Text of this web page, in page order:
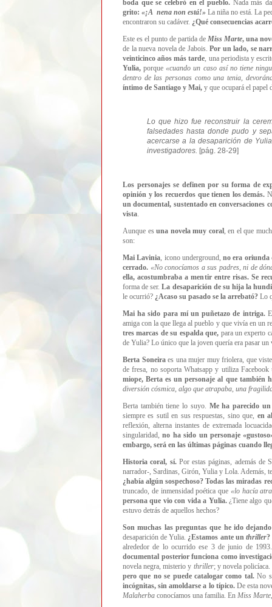
boda que se celebró en el pueblo.Nada más
grito:«¡A nena non está!» La niña no está. La
encontraron su cadáver. ¿Qué consecuencias
Este es el punto de partida de Miss Marte, una
de la nueva novela de Jabois. Por un lado, se
veinticinco años más tarde , una periodista y
Yulia,porque«cuando un caso así no tiene
dentro de las personas como una tenia,
íntimo de Santiago y Mai, y que ocupará el papel
Lo que hizo fue reconstruir la
falsedades hasta donde pudo y
acercarse a la desaparición de
investigadores. [pág. 28-29]
Los personajes se definen por su forma de
opinión y los recuerdos que tienen los demás.
un documental, sustentado en conversaciones
vista
Aunque esuna novela muy coral, en el que
son:
Mai Lavinia , icono underground,no era oriunda
cerrado. «No conocíamos a sus padres, ni de
ella, acostumbraba a mentir entre risas. Se
forma de ser.La desaparición de su hija la
le ocurrió? ¿Acaso su pasado se la arrebató? Lo
Mai ha sido para mí un puñetazo de intriga.
amiga con la que llega al pueblo y que vivía en
tres marcas de su espalda que, para un experto
de Yulia? Lo único que la joven quería era pasar
Berta Soneiraes una mujer muy friolera, que
de fresa, no soporta Whatsapp y utiliza
miope, Berta es un personaje al que también
diversión cósmica, algo que atrapaba, una
Berta también tiene lo suyo. Me ha parecido un
siempre es sutil en sus respuestas, sino que, en
reflexión, alterna instantes de extremada
singularidad,no ha sido un personaje«gustoso
embargo, será en las últimas páginas cuando
Historia coral, sí.Por estas páginas, además de
narrador-, Sardinas, Girón, Yulia y Lola. Además,
¿había algún sospechoso? Todas las miradas
truncado, de inmensidad poética que «lo hacía
persona que vio con vida a Yulia.¿Tiene algo
estuvo detrás de aquellos hechos?
Son muchas las preguntas que he ido
desaparición de Yulia. ¿Estamos ante un thriller?
alrededor de lo ocurrido ese 3 de junio de
documental posterior funciona como
novela negra, misterio y thriller; y novela
pero que no se puede catalogar como tal.No
incógnitas, sin amoldarse a lo típico.De esta
Malaherba conocíamos una familia. En Miss Marte